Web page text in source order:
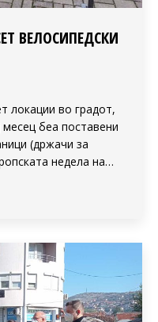
ВЕЛОСИПЕДСКИ
локации во градот,
беа поставени
(држачи за
недела на…